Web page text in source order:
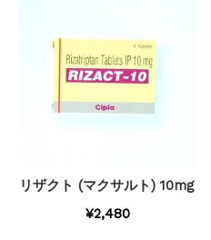
リザクト (マクサルト) 10mg
¥2,480